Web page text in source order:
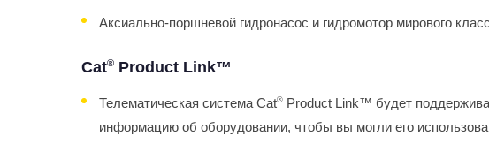
Аксиально-поршневой гидронасос и гидромотор мирового
Cat® Product Link™
Телематическая система Cat® Product Link™ будет
информацию об оборудовании, чтобы вы могли его